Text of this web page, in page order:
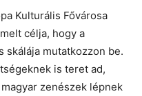
Kulturális Fővárosa
célja, hogy a
skálája mutatkozzon be.
is teret ad,
zenészek lépnek